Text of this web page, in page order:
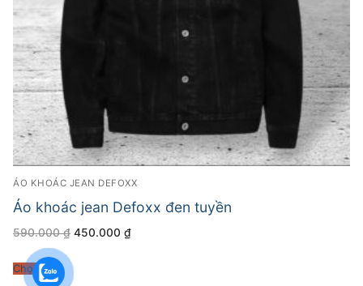
ÁO KHOÁC JEAN DEFOXX
Áo khoác jean Defoxx đen tuyền
590.000₫ Giá
590.000 ₫.
450.000 ₫Giá
Chọn